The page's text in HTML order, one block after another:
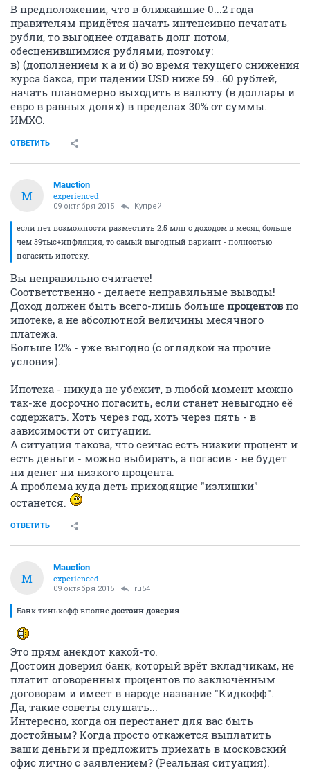
В предположении, что в ближайшие 0...2 года
правителям придётся начать интенсивно печатать
рубли, то выгоднее отдавать долг потом,
обесценившимися рублями, поэтому:
в) (дополнением к а и б) во время текущего снижения
курса бакса, при падении USD ниже 59...60 рублей,
начать планомерно выходить в валюту (в доллары и
евро в равных долях) в пределах 30% от суммы.
ИМХО.
ОТВЕТИТЬ
M
Mauction
experienced
09 октября 2015 Купрей
если нет возможности разместить 2.5 млн с доходом в месяц больше
чем 39тыс+инфляция, то самый выгодный вариант - полностью
погасить ипотеку.
Вы неправильно считаете!
Соответственно - делаете неправильные выводы!
Доход должен быть всего-лишь больше процентовпо
ипотеке, а не абсолютной величины месячного
платежа.
Больше 12% - уже выгодно (с оглядкой на прочие
условия).
Ипотека - никуда не убежит, в любой момент можно
так-же досрочно погасить, если станет невыгодно её
содержать. Хоть через год, хоть через пять - в
зависимости от ситуации.
А ситуация такова, что сейчас есть низкий процент и
есть деньги - можно выбирать, а погасив - не будет
ни денег ни низкого процента.
А проблема куда деть приходящие "излишки"
останется.
ОТВЕТИТЬ
M
Mauction
experienced
09 октября 2015 ru54
Банк тинькофф вполне достоин доверия.
Это прям анекдот какой-то.
Достоин доверия банк, который врёт вкладчикам, не
платит оговоренных процентов по заключённым
договорам и имеет в народе название "Кидкофф".
Да, такие советы слушать...
Интересно, когда он перестанет для вас быть
достойным? Когда просто откажется выплатить
ваши деньги и предложить приехать в московский
офис лично с заявлением? (Реальная ситуация).